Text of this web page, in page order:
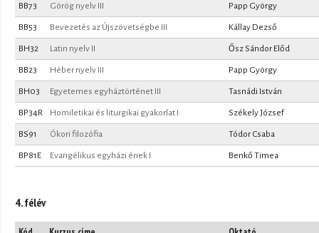
BB73 Görög nyelv III Papp György
BB53 Bevezetés az Újszövetségbe III Kállay Dezső
BH32 Latin nyelv II Ősz Sándor Előd
BB23 Héber nyelv III Papp György
BH03 Egyetemes egyháztörténet III Tasnádi István
BP34R Homiletikai és liturgikai gyakorlat I Székely József
BS91 Ókori filozófia Tódor Csaba
BP81E Evangélikus egyházi ének I Benkő Timea
4. félév